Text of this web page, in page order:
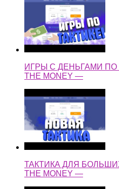
ИГРЫ С ДЕНЬГАМИ ПО
THE MONEY —
ТАКТИКА ДЛЯ
THE MONEY —